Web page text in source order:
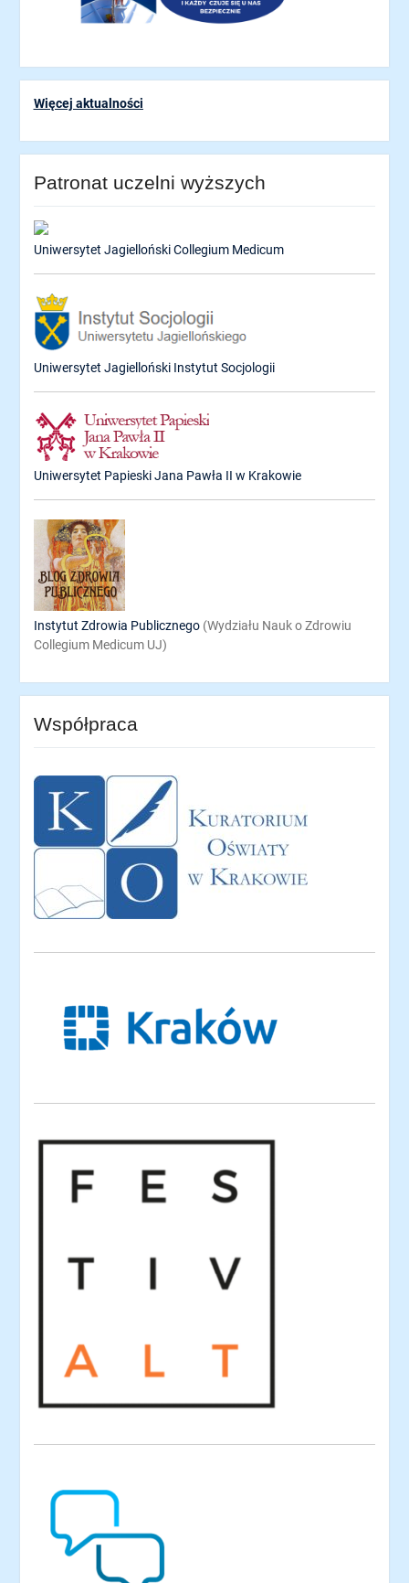
Więcej aktualności
Patronat uczelni wyższych
Uniwersytet Jagielloński Collegium Medicum
Uniwersytet Jagielloński Instytut Socjologii
Uniwersytet Papieski Jana Pawła II w Krakowie
Instytut Zdrowia Publicznego(Wydziału Nauk o Zdrowiu
Collegium Medicum UJ)
Współpraca